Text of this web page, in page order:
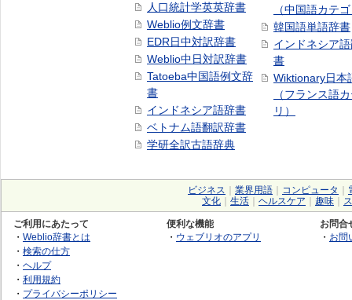
人口統計学英英辞書
Weblio例文辞書
EDR日中対訳辞書
Weblio中日対訳辞書
Tatoeba中国語例文辞
書
インドネシア語辞書
ベトナム語翻訳辞書
学研全訳古語辞典
（中国語カテ
韓国語単語辞書
インドネシア
書
Wiktionary日本
（フランス語
リ）
ビジネス 業界用語 コンピュータ
文化
生活 ヘルスケア 趣味
ご利用にあたって
・ Weblio辞書とは
・ 検索の仕方
・ ヘルプ
・ 利用規約
・ プライバシーポリシー
便利な機能
・ ウェブリオのアプリ
お問合
・ お問